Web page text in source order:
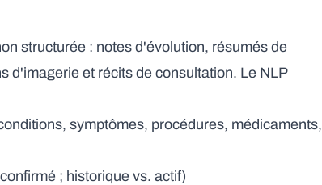
structurée : notes d'évolution, résumés de
d'imagerie et récits de consultation. Le NLP
symptômes, procédures, médicaments,
; historique vs. actif)